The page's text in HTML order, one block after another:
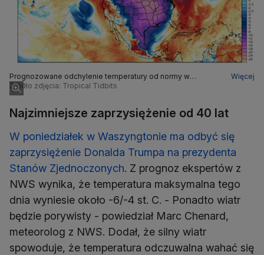
Prognozowane odchylenie temperatury od normy w
Ameryce Północnej 20 stycznia
Więcej
Źródło zdjęcia: Tropical Tidbits
Najzimniejsze zaprzysiężenie od 40 lat
W poniedziałek w Waszyngtonie ma odbyć się
zaprzysiężenie Donalda Trumpa na prezydenta
Stanów Zjednoczonych. Z prognoz ekspertów z
NWS wynika, że temperatura maksymalna tego
dnia wyniesie około -6/-4 st. C. - Ponadto wiatr
będzie porywisty - powiedział Marc Chenard,
meteorolog z NWS. Dodał, że silny wiatr
spowoduje, że temperatura odczuwalna wahać się